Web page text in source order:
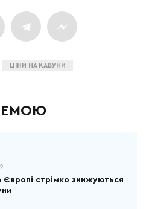
ЦІНИ НА КАВУНИ
Європі стрімко знижуються